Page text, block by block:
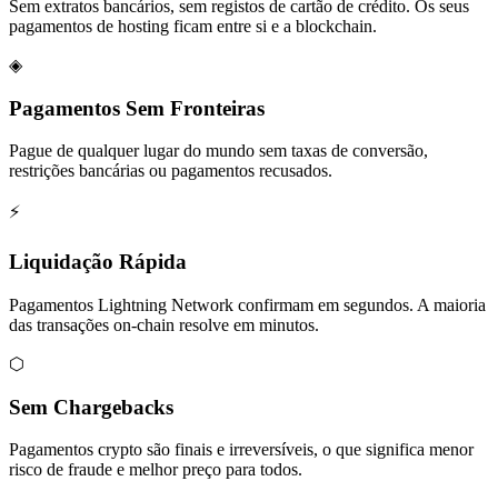
Sem extratos bancários, sem registos de cartão de crédito. Os seus
pagamentos de hosting ficam entre si e a blockchain.
◈
Pagamentos Sem Fronteiras
Pague de qualquer lugar do mundo sem taxas de conversão,
restrições bancárias ou pagamentos recusados.
⚡
Liquidação Rápida
Pagamentos Lightning Network confirmam em segundos. A maioria
das transações on-chain resolve em minutos.
⬡
Sem Chargebacks
Pagamentos crypto são finais e irreversíveis, o que significa menor
risco de fraude e melhor preço para todos.